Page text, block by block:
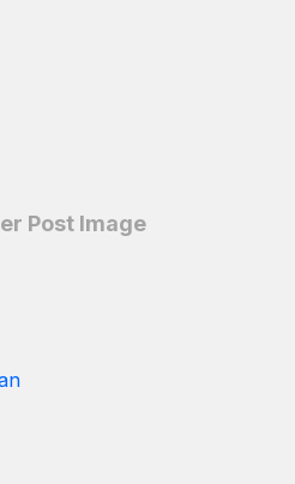
Post Image